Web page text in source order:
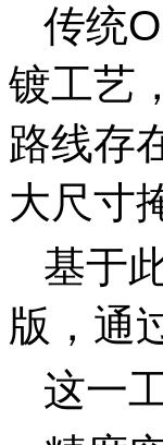
传统
镀工艺
路线存
大尺寸
基于
版，通
这一